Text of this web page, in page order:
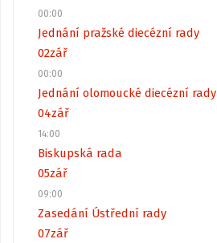
00:00
Jednání pražské diecézní rady
02zář
00:00
Jednání olomoucké diecézní rady
04zář
14:00
Biskupská rada
05zář
09:00
Zasedání Ústřední rady
07zář